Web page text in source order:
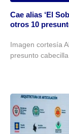
Cae alias ‘El
otros 10
Imagen cortesía
presunto cabecilla